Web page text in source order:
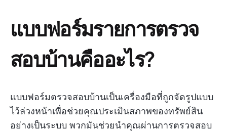
แบบฟอร์มรายการตรวจ
สอบบ้านคืออะไร?
แบบฟอร์มตรวจสอบบ้านเป็นเครื่องมือที่ถูกจัดรูปแบบ
ไว้ล่วงหน้าเพื่อช่วยคุณประเมินสภาพของทรัพย์สิน
อย่างเป็นระบบ พวกมันช่วยนำคุณผ่านการตรวจสอบ